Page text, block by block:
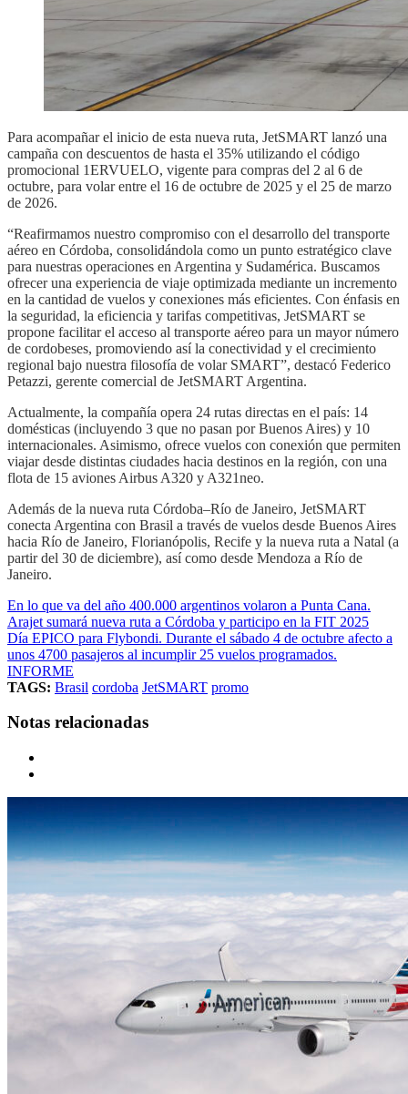
Para acompañar el inicio de esta nueva ruta, JetSMART lanzó una
campaña con descuentos de hasta el 35% utilizando el código
promocional 1ERVUELO, vigente para compras del 2 al 6 de
octubre, para volar entre el 16 de octubre de 2025 y el 25 de marzo
de 2026.
“Reafirmamos nuestro compromiso con el desarrollo del transporte
aéreo en Córdoba, consolidándola como un punto estratégico clave
para nuestras operaciones en Argentina y Sudamérica. Buscamos
ofrecer una experiencia de viaje optimizada mediante un incremento
en la cantidad de vuelos y conexiones más eficientes. Con énfasis en
la seguridad, la eficiencia y tarifas competitivas, JetSMART se
propone facilitar el acceso al transporte aéreo para un mayor número
de cordobeses, promoviendo así la conectividad y el crecimiento
regional bajo nuestra filosofía de volar SMART”, destacó Federico
Petazzi, gerente comercial de JetSMART Argentina.
Actualmente, la compañía opera 24 rutas directas en el país: 14
domésticas (incluyendo 3 que no pasan por Buenos Aires) y 10
internacionales. Asimismo, ofrece vuelos con conexión que permiten
viajar desde distintas ciudades hacia destinos en la región, con una
flota de 15 aviones Airbus A320 y A321neo.
Además de la nueva ruta Córdoba–Río de Janeiro, JetSMART
conecta Argentina con Brasil a través de vuelos desde Buenos Aires
hacia Río de Janeiro, Florianópolis, Recife y la nueva ruta a Natal (a
partir del 30 de diciembre), así como desde Mendoza a Río de
Janeiro.
En lo que va del año 400.000 argentinos volaron a Punta Cana.
Arajet sumará nueva ruta a Córdoba y participo en la FIT 2025
Día EPICO para Flybondi. Durante el sábado 4 de octubre afecto a
unos 4700 pasajeros al incumplir 25 vuelos programados.
INFORME
TAGS: Brasil cordoba JetSMART promo
Notas relacionadas